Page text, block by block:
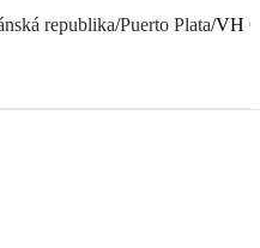
republika/Puerto Plata/VH